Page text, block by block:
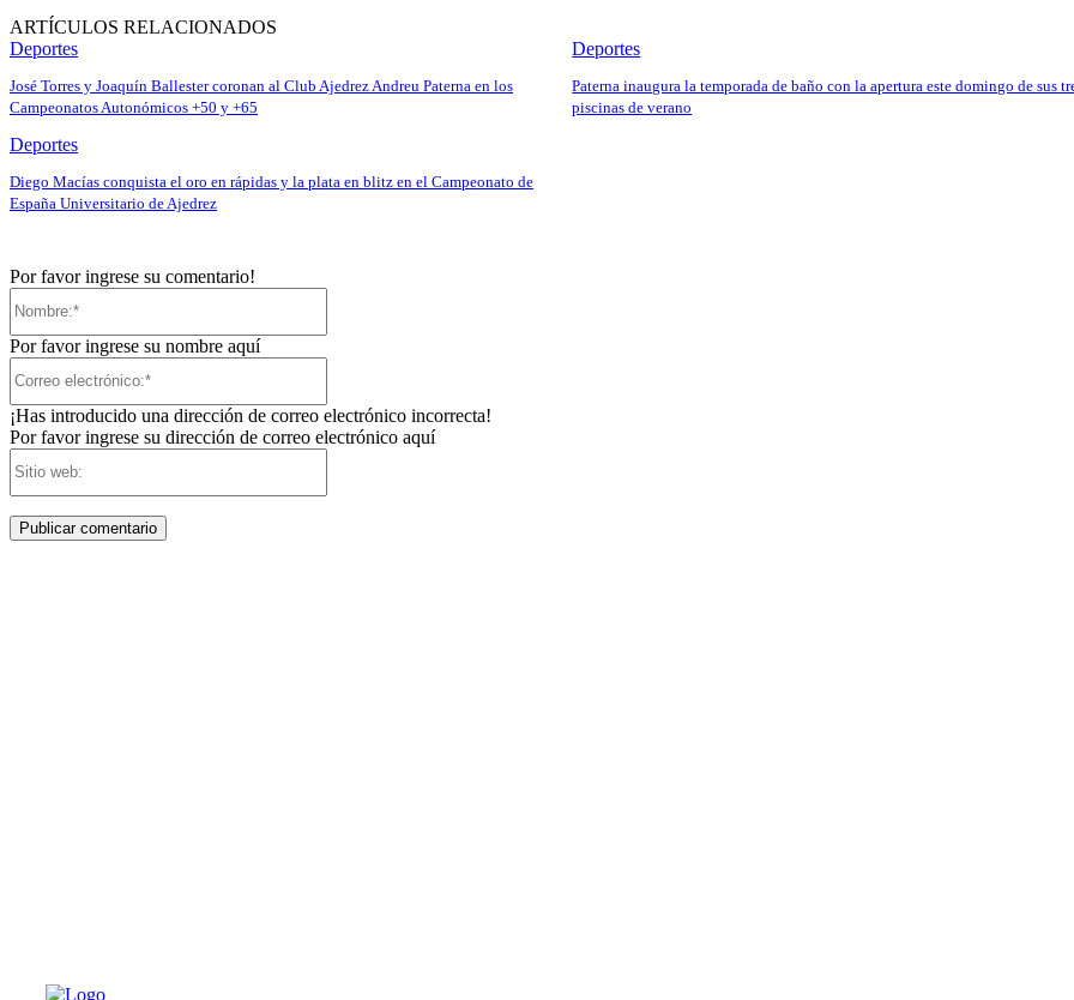
ARTÍCULOS RELACIONADOS
Deportes
José Torres y Joaquín Ballester coronan al Club Ajedrez Andreu Paterna en los
Campeonatos Autonómicos +50 y +65
Deportes
Paterna inaugura la temporada de baño con la apertura este domingo de sus
piscinas de verano
Deportes
Diego Macías conquista el oro en rápidas y la plata en blitz en el Campeonato de
España Universitario de Ajedrez
Por favor ingrese su comentario!
Por favor ingrese su nombre aquí
¡Has introducido una dirección de correo electrónico incorrecta!
Por favor ingrese su dirección de correo electrónico aquí